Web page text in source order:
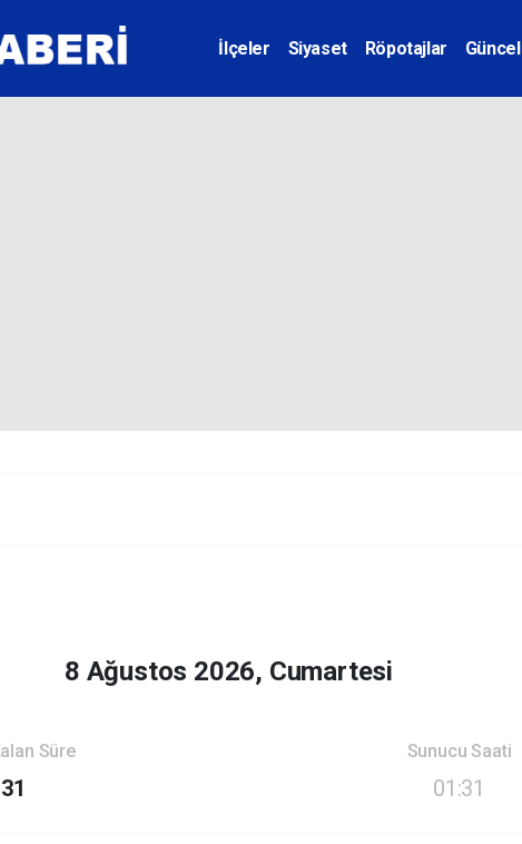
İlçeler Siyaset Röpotajlar Güncel
8 Ağustos 2026, Cumartesi
Süre Sunucu Saati
01:31